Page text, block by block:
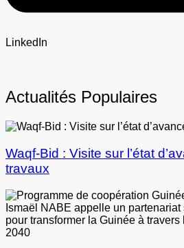
LinkedIn
Actualités Populaires
Waqf-Bid : Visite sur l’état
travaux